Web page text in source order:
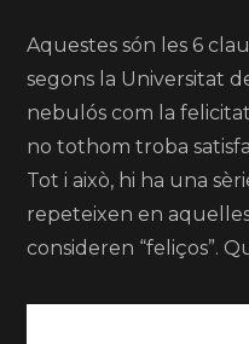
Aquestes són les 6
segons la Universitat
nebulós com la
no tothom troba
Tot i això, hi ha una
repeteixen en
consideren “feliços”.